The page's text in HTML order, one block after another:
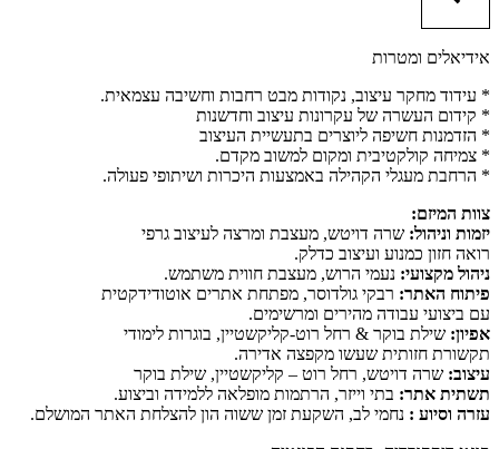
אידיאלים ומטרות
* עידוד מחקר עיצוב, נקודות מבט רחבות וחשיבה עצמאית.
* קידום העשרה של עקרונות עיצוב וחדשנות
* הזדמנות חשיפה ליוצרים בתעשיית העיצוב
* צמיחה קולקטיבית ומקום למשוב מקדם.
* הרחבת מעגלי הקהילה באמצעות היכרות ושיתופי פעולה.
צוות המיזם:
יזמות וניהול: שרה דויטש, מעצבת ומרצה לעיצוב גרפי
רואה חזון כמנוע ועיצוב כדלק.
ניהול מקצועי: נעמי הרוש, מעצבת חווית משתמש.
פיתוח האתר: רבקי גולדוסר, מפתחת אתרים אוטודידקטית
עם ביצועי עבודה מהירים ומרשימים.
אפיון: שילת בוקר & רחל רוט-קליקשטיין, בוגרות לימודי
תקשורת חזותית שעשו מקפצה אדירה.
עיצוב: שרה דויטש, רחל רוט – קליקשטיין, שילת בוקר
תשתית אתר: בתי וייזר, הרתמות מופלאה ללמידה וביצוע.
עזרה וסיוע : נחמי לב, השקעת זמן ששוה הון להצלחת האתר המושלם.